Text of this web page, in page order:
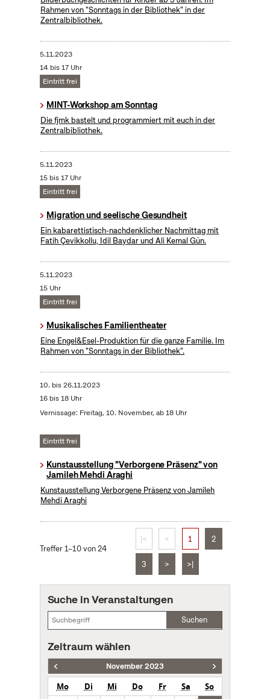
Rahmen von "Sonntags in der Bibliothek" in der
Zentralbibliothek.
5.11.2023
14 bis 17 Uhr
Eintritt frei
MINT-Workshop am Sonntag
Die fjmk bastelt und programmiert mit euch in der
Zentralbibliothek.
5.11.2023
15 bis 17 Uhr
Eintritt frei
Migration und seelische Gesundheit
Ein kabarettistisch-nachdenklicher Nachmittag mit
Fatih Çevikkollu, Idil Baydar und Ali Kemal Gün.
5.11.2023
15 Uhr
Eintritt frei
Musikalisches Familientheater
Eine Engel&Esel-Produktion für die ganze Familie. Im
Rahmen von "Sonntags in der Bibliothek".
10. bis26.11.2023
16 bis 18 Uhr
Vernissage: Freitag, 10. November, ab 18 Uhr
Eintritt frei
Kunstausstellung "Verborgene Präsenz" von
Jamileh Mehdi Araghi
Kunstausstellung Verborgene Präsenz von Jamileh
Mehdi Araghi
Treffer 1–10 von 24
|< < 1 2
3 > >|
Suche in Veranstaltungen
Suchen
Zeitraum wählen
November 2023
Mo Di Mi Do Fr Sa
So